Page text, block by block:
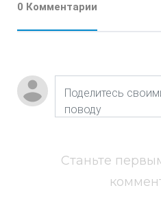
0 Комментарии
Станьте